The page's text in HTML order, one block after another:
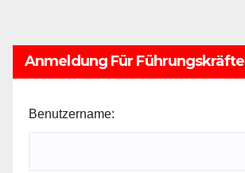
Anmeldung Für Führungskräfte
Benutzername: